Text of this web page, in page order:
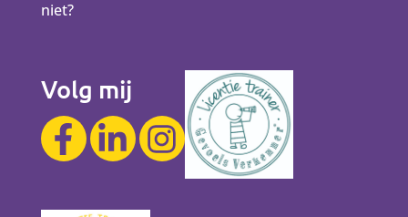
niet?
Volg mij